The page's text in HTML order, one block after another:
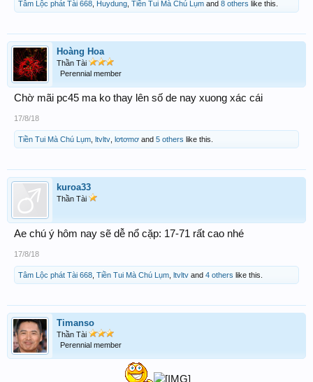
Tâm Lộc phát Tài 668 Huydung Tiền Tui Mà Chú Lụm and 8 others like this.
Hoàng Hoa
Thần Tài
Perennial member
Chờ mãi pc45 ma ko thay lên số de nay xuong xác cái
17/8/18
Tiền Tui Mà Chú Lụm ltvltv lơtơmơ and 5 others like this.
kuroa33
Thần Tài
Ae chú ý hôm nay sẽ dễ nổ cặp: 17-71 rất cao nhé
17/8/18
Tâm Lộc phát Tài 668 Tiền Tui Mà Chú Lụm ltvltv and 4 others like this.
Timanso
Thần Tài
Perennial member